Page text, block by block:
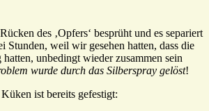
des ‚Opfers‘ besprüht und es separiert
Stunden, weil wir gesehen hatten, dass die
unbedingt wieder zusammen sein
wurde durch das Silberspray gelöst!
ist bereits gefestigt: